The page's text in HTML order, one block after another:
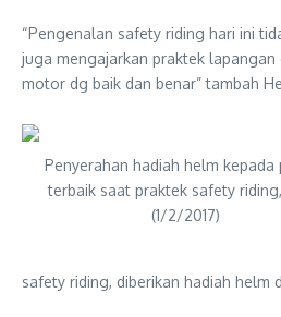
“Pengenalan safety riding hari ini
juga mengajarkan praktek lapangan
motor dg baik dan benar” tambah
Penyerahan hadiah helm kepada
terbaik saat praktek safety
(1/2/2017)
safety riding, diberikan hadiah helm